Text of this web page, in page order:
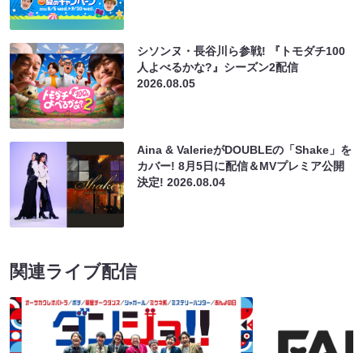
シソンヌ・長谷川ら参戦! 『トモダチ100
人よべるかな?』シーズン2配信
2026.08.05
Aina & ValerieがDOUBLEの「Shake」を
カバー! 8月5日に配信＆MVプレミア公開
決定!2026.08.04
関連ライブ配信